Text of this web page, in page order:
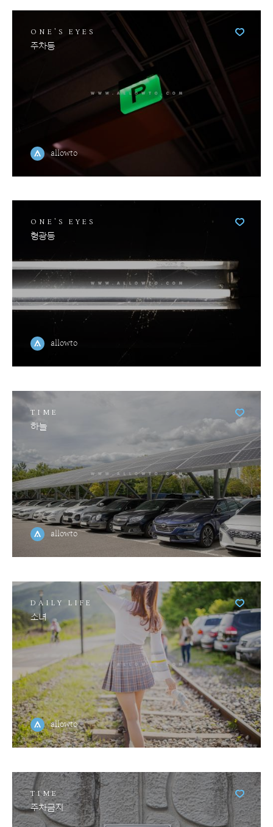
ONE'S EYES
주차등
allowto
ONE'S EYES
형광등
allowto
TIME
하늘
allowto
DAILY LIFE
소녀
allowto
TIME
주차금지